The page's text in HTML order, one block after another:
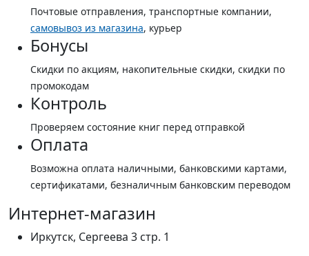
Почтовые отправления, транспортные компании,
самовывоз из магазина, курьер
Бонусы
Скидки по акциям, накопительные скидки, скидки по
промокодам
Контроль
Проверяем состояние книг перед отправкой
Оплата
Возможна оплата наличными, банковскими картами,
сертификатами, безналичным банковским переводом
Интернет-магазин
Иркутск, Сергеева 3 стр. 1